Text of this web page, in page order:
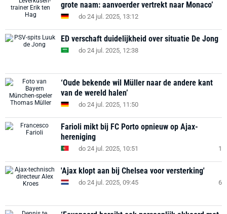
grote naam: aanvoerder vertrekt naar Monaco’
do 24 jul. 2025, 13:12
ED verschaft duidelijkheid over situatie De Jong
do 24 jul. 2025, 12:38
‘Oude bekende wil Müller naar de andere kant
van de wereld halen’
do 24 jul. 2025, 11:50
Farioli mikt bij FC Porto opnieuw op Ajax-
hereniging
do 24 jul. 2025, 10:51 1
'Ajax klopt aan bij Chelsea voor versterking'
do 24 jul. 2025, 09:45 6